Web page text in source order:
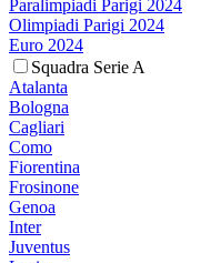
Paralimpiadi Parigi 2024
Olimpiadi Parigi 2024
Euro 2024
Squadra Serie A
Atalanta
Bologna
Cagliari
Como
Fiorentina
Frosinone
Genoa
Inter
Juventus